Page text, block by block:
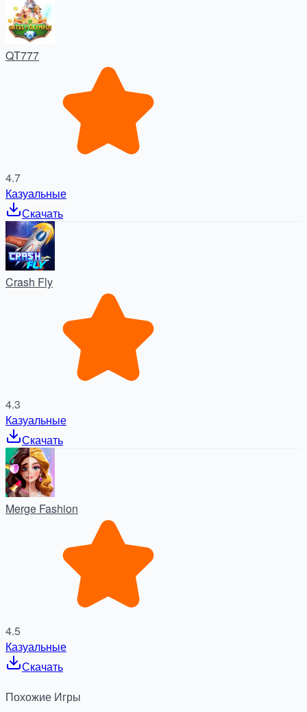
QT777
4.7
Казуальные
Скачать
Crash Fly
4.3
Казуальные
Скачать
Merge Fashion
4.5
Казуальные
Скачать
Похожие Игры